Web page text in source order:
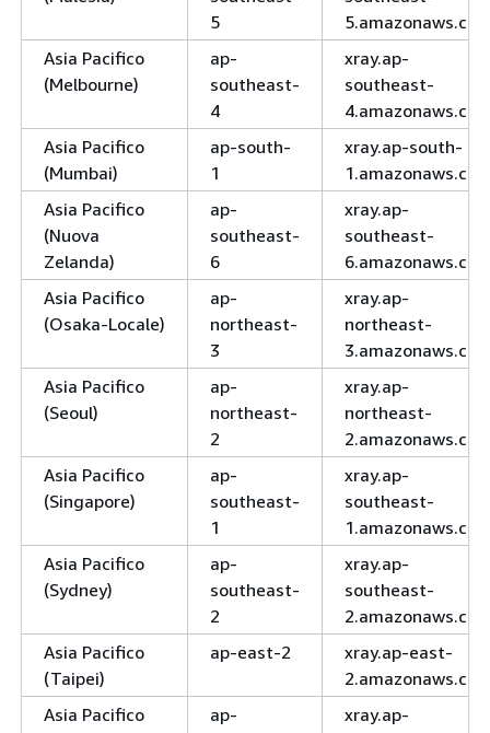
5
Asia Pacifico
(Melbourne)
ap-
southeast-
4
xray.ap-
southeast-
Asia Pacifico
(Mumbai)
ap-south-
1
xray.ap-south-
Asia Pacifico
(Nuova
Zelanda)
ap-
southeast-
6
xray.ap-
southeast-
Asia Pacifico
(Osaka-Locale)
ap-
northeast-
3
xray.ap-
northeast-
Asia Pacifico
(Seoul)
ap-
northeast-
2
xray.ap-
northeast-
Asia Pacifico
(Singapore)
ap-
southeast-
1
xray.ap-
southeast-
Asia Pacifico
(Sydney)
ap-
southeast-
2
xray.ap-
southeast-
Asia Pacifico
(Taipei)
ap-east-2
xray.ap-east-
Asia Pacifico
ap-
xray.ap-